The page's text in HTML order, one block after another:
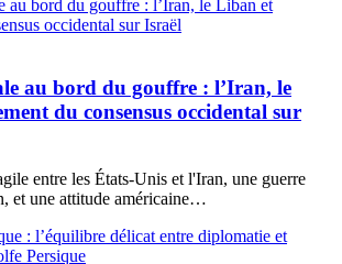
au bord du gouffre : l’Iran, le
du consensus occidental sur
entre les États-Unis et l'Iran, une guerre
et une attitude américaine…